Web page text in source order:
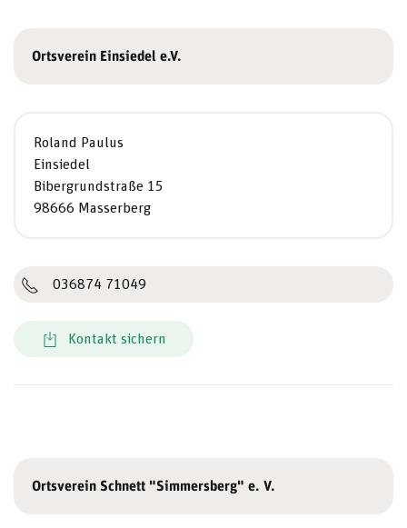
Ortsverein Einsiedel e.V.
Roland Paulus
Einsiedel
Bibergrundstraße 15
98666 Masserberg
036874 71049
Kontakt sichern
Ortsverein Schnett "Simmersberg" e. V.